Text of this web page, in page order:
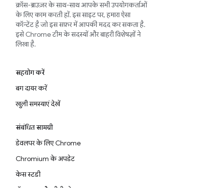
क्रॉस-ब्राउज़र के साथ-साथ आपके सभी उपयोगकर्ताओं
के लिए काम करती हों. इस साइट पर, हमारा ऐसा
कॉन्टेंट है जो इस सफ़र में आपकी मदद कर सकता है.
इसे Chrome टीम के सदस्यों और बाहरी विशेषज्ञों ने
लिखा है.
सहयोग करें
बग दायर करें
खुली समस्याएं देखें
संबंधित सामग्री
डेवलपर के लिए Chrome
Chromium के अपडेट
केस स्टडी